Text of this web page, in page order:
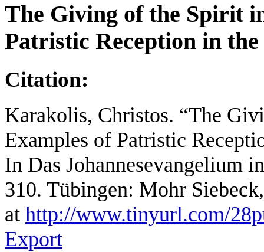
The Giving of the Spirit
Patristic Reception in
Citation:
Karakolis, Christos. “The
Examples of Patristic
In Das Johannesevangelium
310. Tübingen: Mohr
at http://www.tinyurl.com/
Export